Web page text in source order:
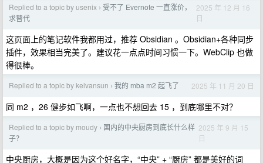
Replied to a topic by usenix › 受不了 Evernote 一直涨价，
求替代
2025 年 12 月 16
日
这页面上的笔记软件我都用过，推荐 Obsidian 。Obsidian+各种同步
插件，效果相当完美了。建议花一点点时间习惯一下。WebClip 也做
得很棒。
Replied to a topic by kelvansun › 我的 mba m2 起飞了 2025 年 11 月 20 日
同 m2 ，26 健步如飞啊，一点也不想回去 15 ，到底哪里不对？
Replied to a topic by moudy › 国内的中央厨房到底长什么样
子？
2025 年 9 月 15
日
中央厨房，大概是因为这个好名字，“中央” + “厨房” 都是美好的词